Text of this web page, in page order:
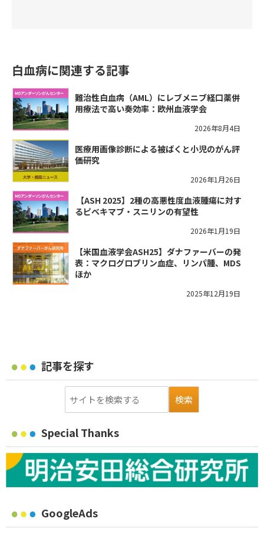
白血病に関連する記事
難治性白血病（AML）にレブメニブ経口薬併
用療法で高い奏効率：欧州血液学会
2026年8月4日
医療用画像診断による被ばくと小児のがん評
価研究
2026年1月26日
​【ASH 2025】2種の高悪性度血液腫瘍に対す
るピベキマブ・スニリンの有望性
2026年1月19日
【米国血液学会ASH25】ダナファーバーの発
表：マクログロブリン血症、リンパ腫、MDS
ほか
2025年12月19日
記事を探す
Special Thanks
GoogleAds